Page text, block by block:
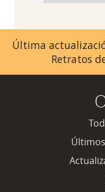
Última
Retratos